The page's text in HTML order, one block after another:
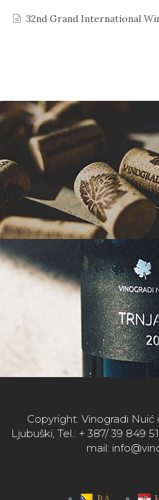
32nd Grand International
Copyright: Vinogradi Nuić
Ljubuški, Tel.: + 387/ 39 849
mail: